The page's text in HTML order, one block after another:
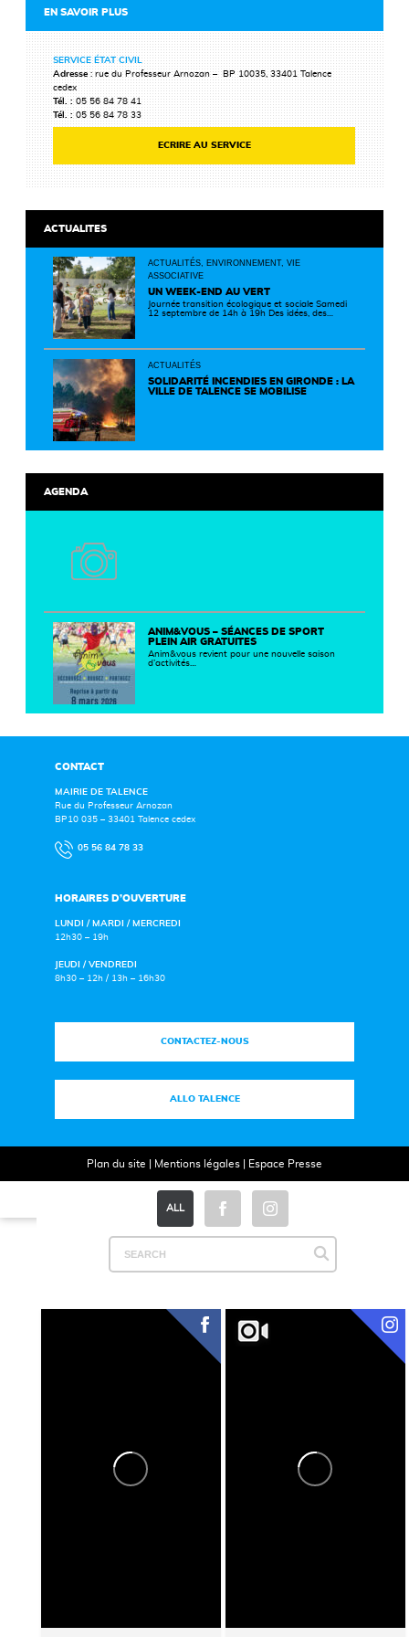
ALL
EN SAVOIR PLUS
SERVICE ÉTAT CIVIL
Adresse : rue du Professeur Arnozan – BP 10035, 33401 Talence
cedex
Tél. :05 56 84 78 41
Tél. :05 56 84 78 33
ECRIRE AU SERVICE
ACTUALITES
ACTUALITÉS, ENVIRONNEMENT, VIE
ASSOCIATIVE
UN WEEK-END AU VERT
Journée transition écologique et sociale Samedi
12 septembre de 14h à 19h Des idées, des
un territoire plus durable et solidaire.
ACTUALITÉS
SOLIDARITÉ INCENDIES EN GIRONDE : LA
VILLE DE TALENCE SE MOBILISE
AGENDA
ANIM&VOUS – SÉANCES DE SPORT
PLEIN AIR GRATUITES
Anim&vous revient pour une nouvelle saison
d’activités…
CONTACT
MAIRIE DE TALENCE
Rue du Professeur Arnozan
BP10 035 – 33401 Talence cedex
05 56 84 78 33
HORAIRES D’OUVERTURE
LUNDI / MARDI / MERCREDI
12h30 – 19h
JEUDI / VENDREDI
8h30 – 12h / 13h – 16h30
CONTACTEZ-NOUS
ALLO TALENCE
Plan du site Mentions légales| Espace Presse